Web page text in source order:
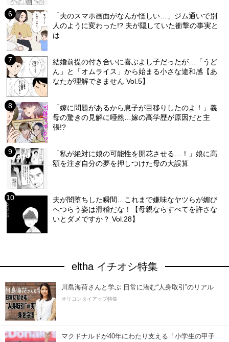
「夫のスマホ画面がなんか怪しい…」ジム通いで別
人のように変わった!? 夫が隠していた衝撃の事実と
は
結婚前提の付き合いに喜ぶよし子だったが…「うど
ん」と「オムライス」から始まる小さな違和感【あ
なたが理解できません Vol.5】
「嫁に問題があるから息子が目移りしたのよ！」義
母の驚きの見解に唖然…嫁の高学歴が原因だと主
張!?
「私が絶対に娘の可能性を開花させる…！」娘に高
額を注ぎ自分の夢を押しつけた母の大誤算
夫が闇堕ちした瞬間…これまで嫌味なヤツらが媚び
へつらう姿は滑稽だな！【母親ならすべてを許さな
いとダメですか？ Vol.28】
eltha イチオシ特集
川島海荷さんと学ぶ 日常に潜む“人身取引”のリアル
オリコンタイアップ特集
マクドナルドが40年にわたり支える「小学生の甲子